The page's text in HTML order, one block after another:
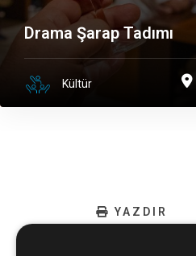
Drama Şarap Tadımı
Kültür
YAZDIR